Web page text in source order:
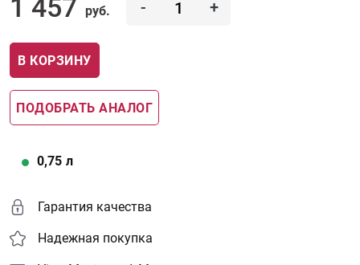
1 457 руб. - +
В КОРЗИНУ
ПОДОБРАТЬ АНАЛОГ
0,75 л
Гарантия качества
Надежная покупка